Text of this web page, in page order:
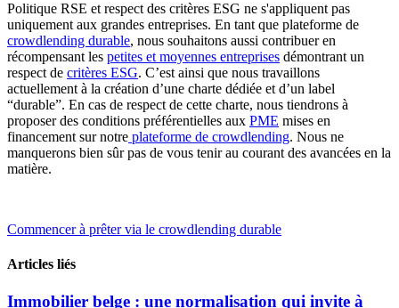
Politique RSE et respect des critères ESG ne s'appliquent pas
uniquement aux grandes entreprises. En tant que plateforme de
crowdlending durable, nous souhaitons aussi contribuer en
récompensant les petites et moyennes entreprises démontrant un
respect de critères ESG. C’est ainsi que nous travaillons
actuellement à la création d’une charte dédiée et d’un label
“durable”. En cas de respect de cette charte, nous tiendrons à
proposer des conditions préférentielles aux PME mises en
financement sur notre plateforme de crowdlending. Nous ne
manquerons bien sûr pas de vous tenir au courant des avancées en la
matière.
Commencer à prêter via le crowdlending durable
Articles liés
Immobilier belge : une normalisation qui invite à